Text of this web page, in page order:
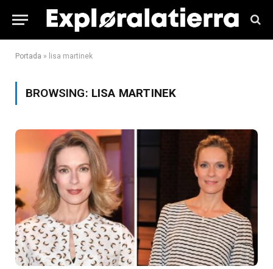
Portada » lisa martinek
BROWSING: LISA MARTINEK